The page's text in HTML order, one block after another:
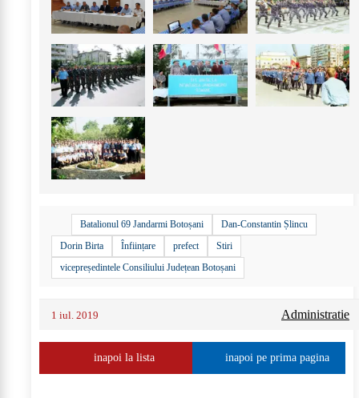
Batalionul 69 Jandarmi Botoșani
Dan-Constantin Șlincu
Dorin Birta
Înființare prefect
Stiri
vicepreședintele Consiliului Județean Botoșani
1 iul. 2019 Administratie
inapoi la lista inapoi pe prima pagina